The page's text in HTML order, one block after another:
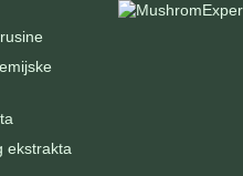
ekstrakta